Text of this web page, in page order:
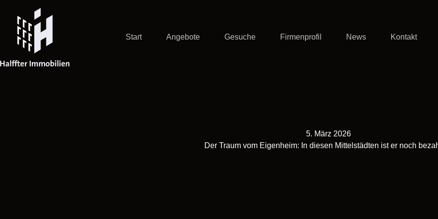
Inhalt
springen
Start
Angebote Gesuche Firmenprofil News Kontakt
5. März 2026
Der Traum vom Eigenheim: In diesen Mittelstädten ist er noch